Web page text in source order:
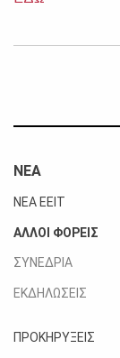
ΝΕΑ
ΝΕΑ ΕΕΙΤ
ΑΛΛΟΙ ΦΟΡΕΙΣ
ΣΥΝΕΔΡΙΑ
ΕΚΔΗΛΩΣΕΙΣ
ΠΡΟΚΗΡΥΞΕΙΣ